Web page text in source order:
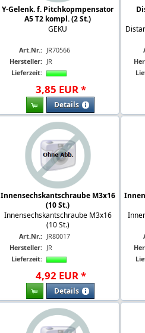
Y-Gelenk. f. Pitchkopmpensator
A5 T2 kompl. (2 St.)
GEKU
Art.Nr.: JR70566
Hersteller: JR
Lieferzeit:
3,85 EUR*
Details
Innensechskantschraube M3x16
(10 St.)
Innensechskantschraube M3x16
(10 St.)
Art.Nr.: JR80017
Hersteller: JR
Lieferzeit:
4,92 EUR*
Details